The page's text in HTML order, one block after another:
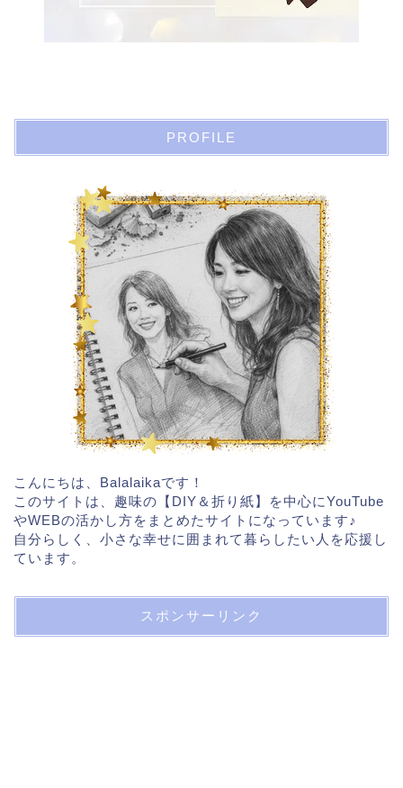
PROFILE
こんにちは、Balalaikaです！
このサイトは、趣味の【DIY＆折り紙】を中心にYouTube
やWEBの活かし方をまとめたサイトになっています♪
自分らしく、小さな幸せに囲まれて暮らしたい人を応援し
ています。
スポンサーリンク